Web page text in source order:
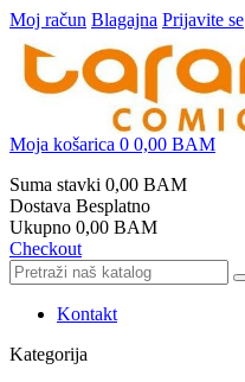
Moj račun Blagajna Prijavite se
Moja košarica 0 0,00 BAM
Suma stavki 0,00 BAM
Dostava Besplatno
Ukupno 0,00 BAM
Checkout
Kontakt
Kategorija